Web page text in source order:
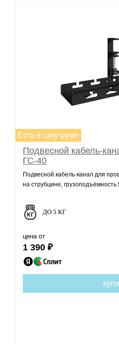
Есть в шоу-руме
Подвесной кабель-
ГС-40
Подвесной кабель-канал для
на струбцине, грузоподъёмность
ДО 5 КГ
цена от
1 390 ₽